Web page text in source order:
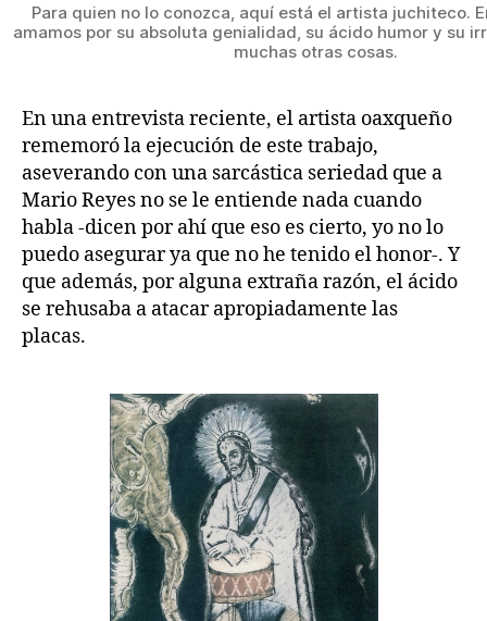
Para quien no lo conozca, aquí está el artista juchiteco.
amamos por su absoluta genialidad, su ácido humor y su
muchas otras cosas.
En una entrevista reciente, el artista oaxqueño
rememoró la ejecución de este trabajo,
aseverando con una sarcástica seriedad que a
Mario Reyes no se le entiende nada cuando
habla -dicen por ahí que eso es cierto, yo no lo
puedo asegurar ya que no he tenido el honor-. Y
que además, por alguna extraña razón, el ácido
se rehusaba a atacar apropiadamente las
placas.